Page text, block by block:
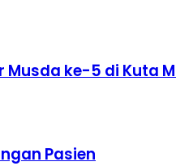
Musda ke-5 di Kuta
Pasien